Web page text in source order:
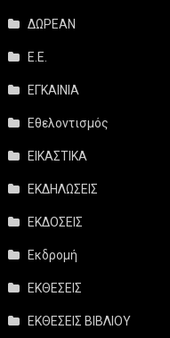
ΔΩΡΕΑΝ
Ε.Ε.
ΕΓΚΑΙΝΙΑ
Εθελοντισμός
ΕΙΚΑΣΤΙΚΑ
ΕΚΔΗΛΩΣΕΙΣ
ΕΚΔΟΣΕΙΣ
Εκδρομή
ΕΚΘΕΣΕΙΣ
ΕΚΘΕΣΕΙΣ ΒΙΒΛΙΟΥ